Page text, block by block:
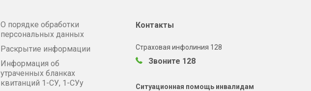
О порядке обработки
персональных данных
Раскрытие информации
Информация об
утраченных бланках
квитанций 1-СУ, 1-СУу
Контакты
Страховая инфолиния 128
Звоните 128
Ситуационная помощь инвалидам